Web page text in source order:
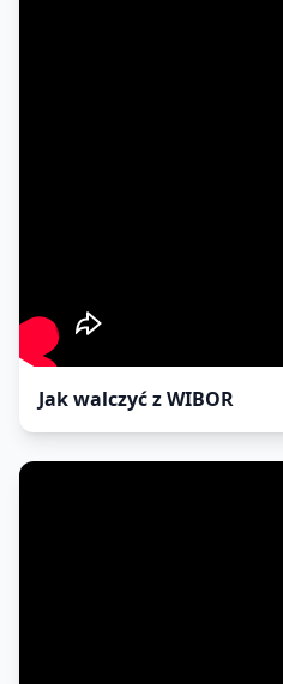
Jak walczyć z WIBOR